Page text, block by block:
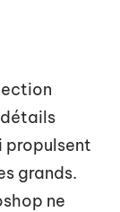
propulsent
grands.
ne